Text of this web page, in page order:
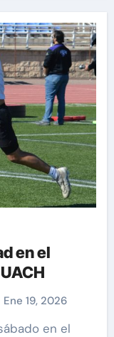
en el
Ene 19, 2026